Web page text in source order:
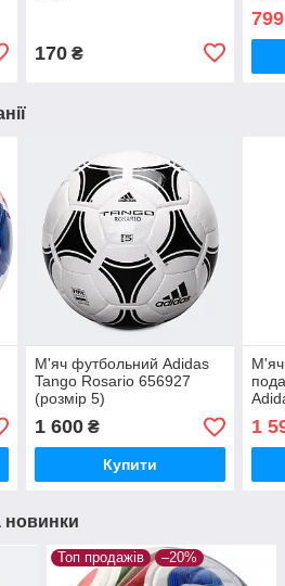
170₴
799
М'яч футбольний Adidas
Tango Rosario 656927
(розмір 5)
1 600₴
Купити
М'яч
1
новинки
Топ продажів –20%